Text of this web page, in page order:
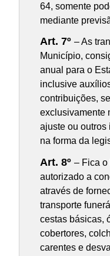
64, somente
mediante
Art. 7º– As
Município,
anual para o
inclusive
contribuições,
exclusivamente
ajuste ou outros
na forma da
Art. 8º– Fica o
autorizado a
através de
transporte
cestas básicas,
cobertores,
carentes e